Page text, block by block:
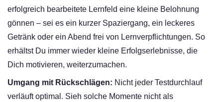
erfolgreich bearbeitete Lernfeld eine kleine Belohnung
gönnen – sei es ein kurzer Spaziergang, ein leckeres
Getränk oder ein Abend frei von Lernverpflichtungen. So
erhältst Du immer wieder kleine Erfolgserlebnisse, die
Dich motivieren, weiterzumachen.
Umgang mit Rückschlägen: Nicht jeder Testdurchlauf
verläuft optimal. Sieh solche Momente nicht als